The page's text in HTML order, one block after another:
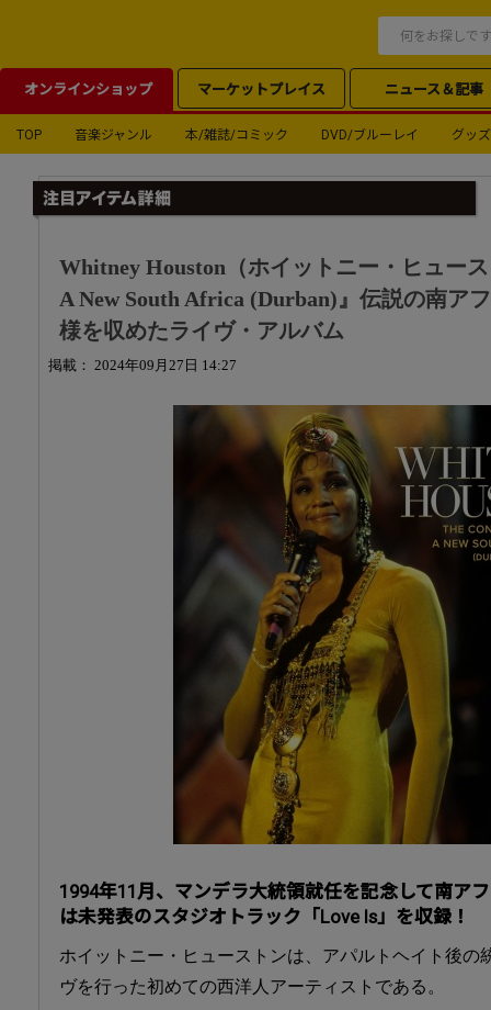
オンラインショップ マーケットプレイス ニュース＆記事
TOP 音楽ジャンル 本/雑誌/コミック DVD/ブルーレイ グッズ
Whitney Houston（ホイットニー・ヒュー
A New South Africa (Durban)』伝説の南ア
様を収めたライヴ・アルバム
掲載： 2024年09月27日 14:27
1994年11月、マンデラ大統領就任を記念して南ア
は未発表のスタジオトラック「Love Is」を収録！
ホイットニー・ヒューストンは、アパルトヘイト後の
ヴを行った初めての西洋人アーティストである。